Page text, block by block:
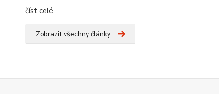
číst celé
Zobrazit všechny články